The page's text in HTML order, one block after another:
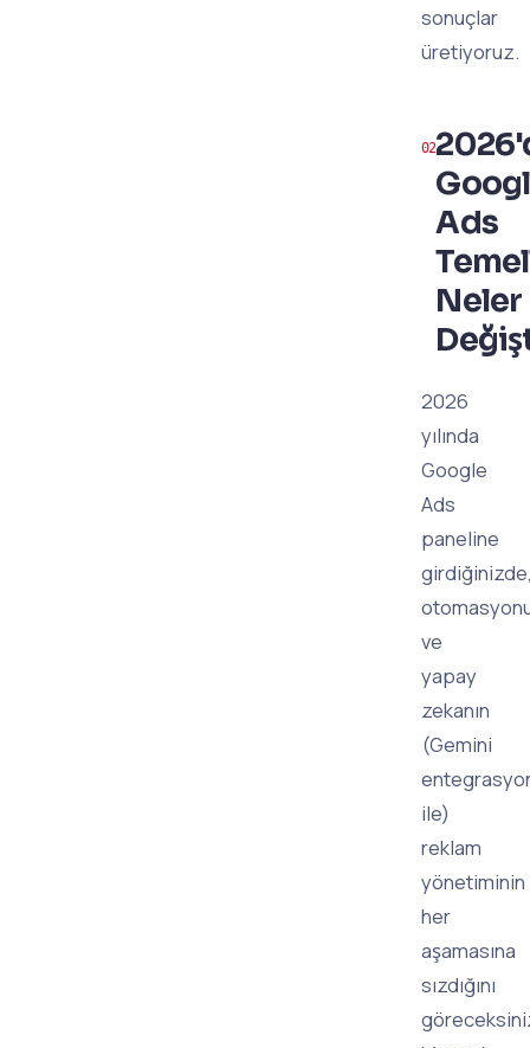
sonuçlar
üretiyoruz.
Ads
Neler
2026
yılında
Google
Ads
paneline
ve
yapay
zekanın
(Gemini
ile)
reklam
yönetiminin
her
aşamasına
sızdığını